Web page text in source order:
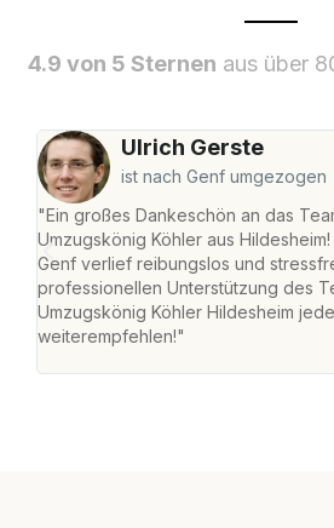
4.9 von 5 Sternen aus über
Ulrich Gerste
ist nach Genf umgezogen
"Ein großes Dankeschön an das
Umzugskönig Köhler aus
Genf verlief reibungslos und
professionellen Unterstützung des
Umzugskönig Köhler Hildesheim
weiterempfehlen!"